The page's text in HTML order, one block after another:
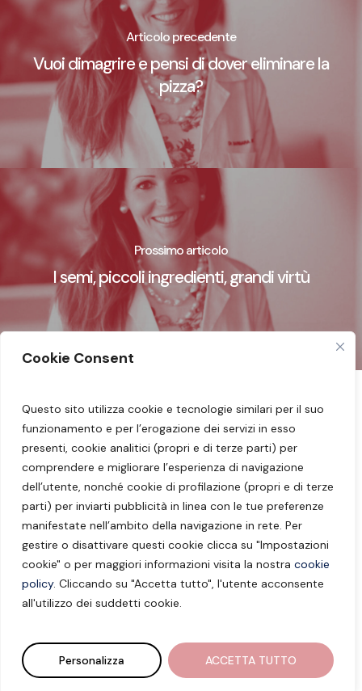
Cookie Consent
Questo sito utilizza cookie e tecnologie similari per il suo
funzionamento e per l’erogazione dei servizi in esso
presenti, cookie analitici (propri e di terze parti) per
comprendere e migliorare l’esperienza di navigazione
dell’utente, nonché cookie di profilazione (propri e di terze
parti) per inviarti pubblicità in linea con le tue preferenze
manifestate nell’ambito della navigazione in rete. Per
gestire o disattivare questi cookie clicca su "Impostazioni
cookie" o per maggiori informazioni visita la nostra cookie
policy. Cliccando su "Accetta tutto", l'utente acconsente
all'utilizzo dei suddetti cookie.
Personalizza ACCETTA TUTTO
Articolo precedente
Vuoi dimagrire e pensi di dover eliminare la
pizza?
Prossimo articolo
I semi, piccoli ingredienti, grandi virtù
Seguimi sui miei social: Facebook–Instagram
–YouTube
Dott.ssa Barbara Borzaga – Nutrizionista
Merano – Laives –info@barbaraborzaga.it
P.IVA: 02827380219 – Impressum– Privacy
Policy – Cookie Policy – Impostazioni Cookie
Development by9up Digital